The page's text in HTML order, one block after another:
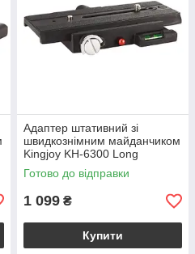
вам визначитися з вибором
голову, яка буде оптимальна
перед фотографом.
Адаптер штативний зі
швидкознімним майданчиком
Kingjoy KH-6300 Long
(Аналог Manfrotto 357)
Готово до відправки
1 099 ₴
Купити